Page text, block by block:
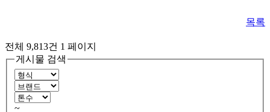
목록
전체 9,813건 1 페이지
게시물 검색
~